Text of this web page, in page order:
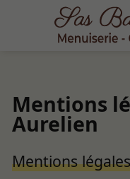
Mentions
Aurelien
Mentions